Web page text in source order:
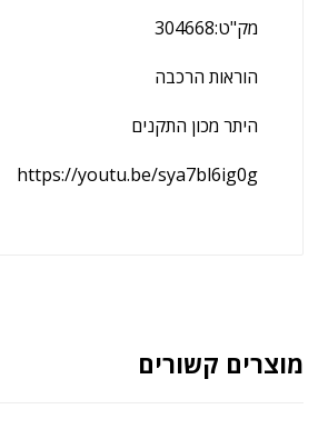
מק"ט:304668
הוראות הרכבה
היתר מכון התקנים
https://youtu.be/sya7bl6ig0g
מוצרים קשורים